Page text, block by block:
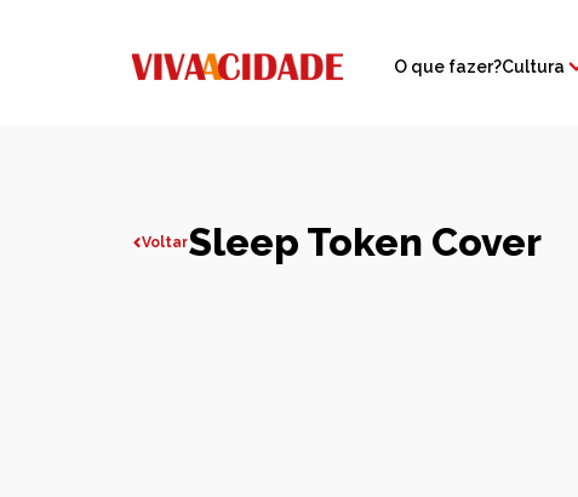
O que fazer?Cultura
VoltarSleep Token Cover